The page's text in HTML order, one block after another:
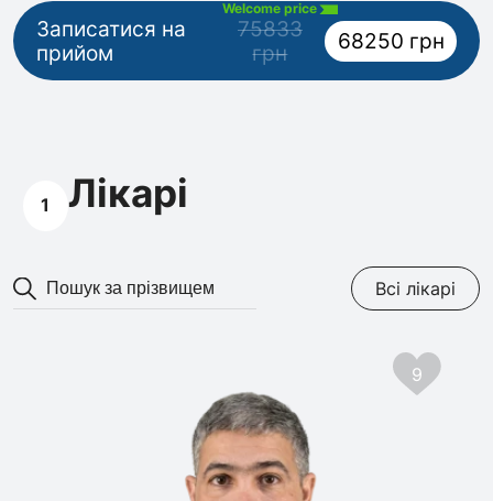
Записатися на
прийом
Welcome price
75833
грн
68250 грн
Лікарі
1
Всі лікарі
9